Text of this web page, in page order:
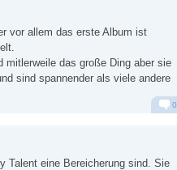
vor allem das erste Album ist
mitlerweile das große Ding aber sie
sind spannender als viele andere
0
Talent eine Bereicherung sind. Sie